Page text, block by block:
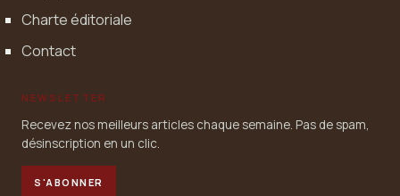
Charte éditoriale
Contact
NEWSLETTER
Recevez nos meilleurs articles chaque semaine. Pas de spam,
désinscription en un clic.
S'ABONNER